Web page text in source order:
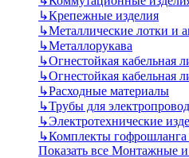
↳Крепежные изделия
↳Металлические лотки и
↳Металлорукава
↳Огнестойкая кабельная
↳Огнестойкая кабельная
↳Расходные материалы
↳Трубы для
↳Электротехнические
↳Комплекты гофрошланга
Показать все Монтажные